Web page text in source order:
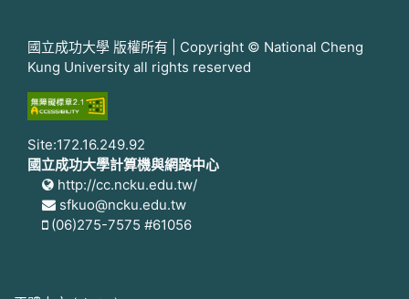
國立成功大學 版權所有 | Copyright © National Cheng
Kung University all rights reserved
Site:172.16.249.92
國立成功大學計算機與網路中心
http://cc.ncku.edu.tw/
sfkuo@ncku.edu.tw
(06)275-7575 #61056